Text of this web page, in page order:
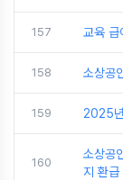
157 교육 급
158 소상공
159 2025
160
소상공
지 환급